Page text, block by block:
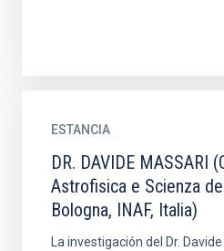
ESTANCIA
DR. DAVIDE MASSARI
Astrofisica e Scienza
Bologna, INAF, Italia)
La investigación del Dr.